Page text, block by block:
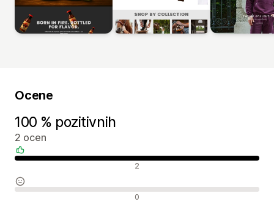
Ocene
100 % pozitivnih
2 ocen
Pozitivne ocene 2
Nevtralne ocene 0